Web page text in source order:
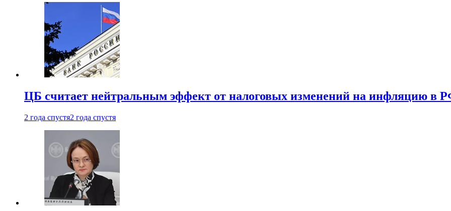
ЦБ считает нейтральным эффект от налоговых изменений на инфляцию в
2 года спустя2 года спустя